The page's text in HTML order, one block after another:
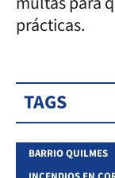
prácticas.
TAGS
BARRIO QUILMES